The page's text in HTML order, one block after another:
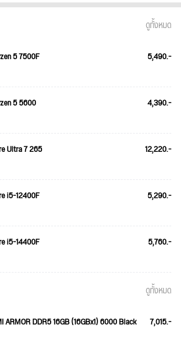
ดูทั้งหมด
5 7500F 5,490.-
5 5600 4,390.-
Ultra 7 265 12,220.-
i5-12400F 5,290.-
i5-14400F 5,760.-
ดูทั้งหมด
ARMOR DDR5 16GB (16GBx1) 6000 Black 7,015.-